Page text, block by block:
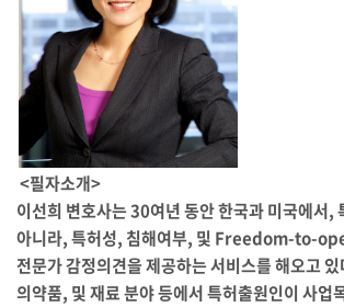
<필자소개>
이선희 변호사는 30여년 동안 한국과 미국에서,
아니라, 특허성, 침해여부, 및 Freedom-to-
전문가 감정의견을 제공하는 서비스를 해오고
의약품, 및 재료 분야 등에서 특허출원인이 사업